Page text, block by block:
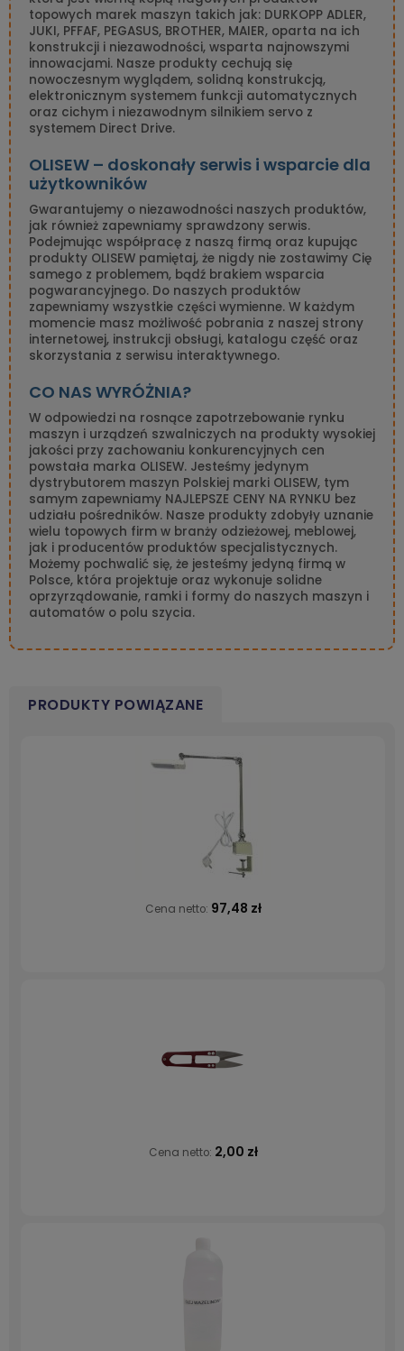
topowych marek maszyn takich jak: DURKOPP ADLER,
JUKI, PFFAF, PEGASUS, BROTHER, MAIER, oparta na ich
konstrukcji i niezawodności, wsparta najnowszymi
innowacjami. Nasze produkty cechują się
nowoczesnym wyglądem, solidną konstrukcją,
elektronicznym systemem funkcji automatycznych
oraz cichym i niezawodnym silnikiem servo z
systemem Direct Drive.
OLISEW – doskonały serwis i wsparcie dla
użytkowników
Gwarantujemy o niezawodności naszych produktów,
jak również zapewniamy sprawdzony serwis.
Podejmując współpracę z naszą firmą oraz kupując
produkty OLISEW pamiętaj, że nigdy nie zostawimy Cię
samego z problemem, bądź brakiem wsparcia
pogwarancyjnego. Do naszych produktów
zapewniamy wszystkie części wymienne. W każdym
momencie masz możliwość pobrania z naszej strony
internetowej, instrukcji obsługi, katalogu część oraz
skorzystania z serwisu interaktywnego.
CO NAS WYRÓŻNIA?
W odpowiedzi na rosnące zapotrzebowanie rynku
maszyn i urządzeń szwalniczych na produkty wysokiej
jakości przy zachowaniu konkurencyjnych cen
powstała marka OLISEW. Jesteśmy jedynym
dystrybutorem maszyn Polskiej marki OLISEW, tym
samym zapewniamy NAJLEPSZE CENY NA RYNKU bez
udziału pośredników. Nasze produkty zdobyły uznanie
wielu topowych firm w branży odzieżowej, meblowej,
jak i producentów produktów specjalistycznych.
Możemy pochwalić się, że jesteśmy jedyną firmą w
Polsce, która projektuje oraz wykonuje solidne
oprzyrządowanie, ramki i formy do naszych maszyn i
automatów o polu szycia.
PRODUKTY POWIĄZANE
Cena netto: 97,48 zł
Cena netto: 2,00 zł